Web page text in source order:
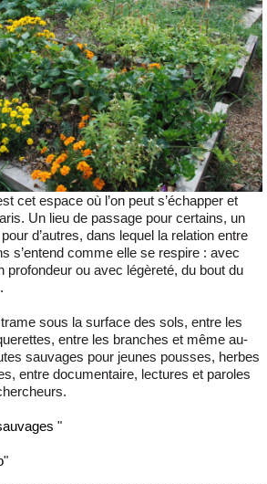
cet espace où l’on peut s’échapper et
Un lieu de passage pour certains, un
d’autres, dans lequel la relation entre
s’entend comme elle se respire : avec
profondeur ou avec légèreté, du bout du
sous la surface des sols, entre les
entre les branches et même au-
sauvages pour jeunes pousses, herbes
entre documentaire, lectures et paroles
"
"